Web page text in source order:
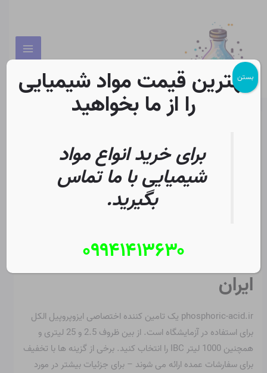
Menu
ایزوپروپانول
دیدگاه‌ خود را بنویسید/محصول / از Christopher J. Ziegler
تامین کنندگان ایزوپروپیل الکل
برای استفاده آزمایشگاهی در
ایران
phosphoric-acid.ir یک تامین کننده اختصاصی ایزوپروپیل الکل
برای استفاده در آزمایشگاه است. از بین ظروف 2.5 و 25 لیتری و
همچنین 1000 لیتر IBC را انتخاب کنید. برخی از گزینه ها با تخفیف
برای سفارشات عمده ارائه می شوند – برای جزئیات بیشتر در مورد
نوشته
بهترین قیمت مواد شیمیایی
را از ما بخواهید
برای خرید انواع مواد
شیمیایی با ما تماس
بگیرید.
۰۹۹۴۱۴۱۳۶۳۰
بستن